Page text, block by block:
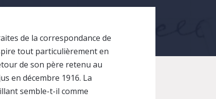
de la correspondance de
tout particulièrement en
de son père retenu au
en décembre 1916. La
semble-t-il comme